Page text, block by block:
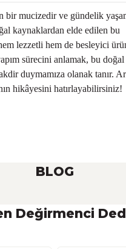
mucizedir ve gündelik
kaynaklardan elde edilen bu
lezzetli hem de besleyici
sürecini anlamak, bu
duymamıza olanak tanır.
hikâyesini hatırlayabilirsiniz!
BLOG
ve Saklanmalı?
Değirmenci